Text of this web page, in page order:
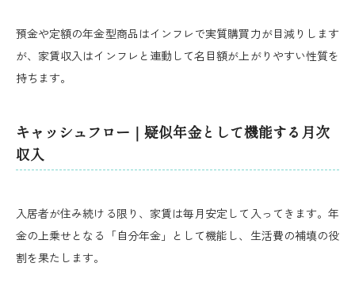
預金や定額の年金型商品はインフレで実質購買力が目減りします
が、家賃収入はインフレと連動して名目額が上がりやすい性質を
持ちます。
キャッシュフロー｜疑似年金として機能する月次
収入
入居者が住み続ける限り、家賃は毎月安定して入ってきます。年
金の上乗せとなる「自分年金」として機能し、生活費の補填の役
割を果たします。